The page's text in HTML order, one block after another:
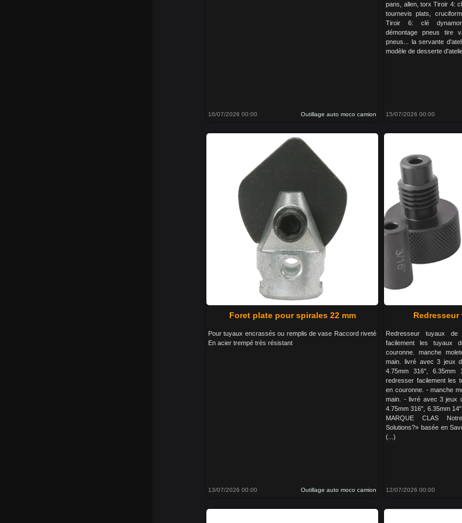
16/07/2026 00:00 Outillage auto moco camion
pans, allen, torx Tiroir 4:
tournevis plats,
Tiroir 6: clé
démontage pneus tire
pneus... la servante
modèle de desserte
15/07/2026 00:00
Foret plate pour spirales 22 mm
Pour tuyaux encrassés ou remplis de vase Raccord riveté
En acier trempé très résistant
13/07/2026 00:00 Outillage auto moco camion
Redresseur tuyaux
facilement les tuyaux
couronne. manche
main. livré avec 3 jeux
4.75mm 316",
redresser facilement les
en couronne. - manche
main. - livré avec 3 jeux
4.75mm 316", 6.35mm
MARQUE CLAS
Solutions?» basée en
(...)
12/07/2026 00:00